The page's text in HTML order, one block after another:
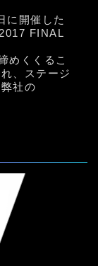
に開催した
FINAL
めくくるこ
、ステージ
社の